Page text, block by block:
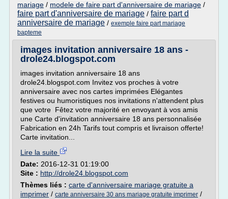
mariage / modele de faire part d'anniversaire de mariage /
faire part d'anniversaire de mariage / faire part d
anniversaire de mariage / exemple faire part mariage
bapteme
images invitation anniversaire 18 ans -
drole24.blogspot.com
images invitation anniversaire 18 ans
drole24.blogspot.com Invitez vos proches à votre
anniversaire avec nos cartes imprimées Elégantes
festives ou humoristiques nos invitations n'attendent plus
que votre Fêtez votre majorité en envoyant à vos amis
une Carte d'invitation anniversaire 18 ans personnalisée
Fabrication en 24h Tarifs tout compris et livraison offerte!
Carte invitation...
Lire la suite
Date: 2016-12-31 01:19:00
Site : http://drole24.blogspot.com
Thèmes liés : carte d'anniversaire mariage gratuite a
imprimer / carte anniversaire 30 ans mariage gratuite imprimer /